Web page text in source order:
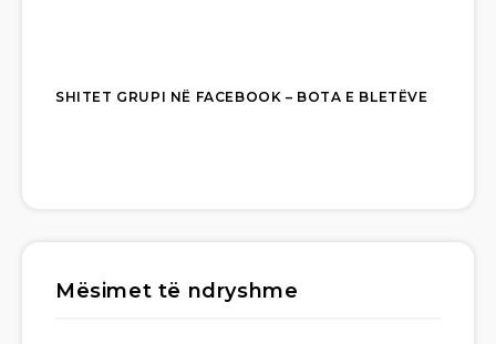
SHITET GRUPI NË FACEBOOK – BOTA E BLETËVE
Mësimet të ndryshme